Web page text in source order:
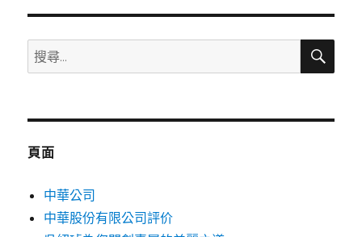
搜
尋
鍵
搜
頁面
中華公司
中華股份有限公司評价